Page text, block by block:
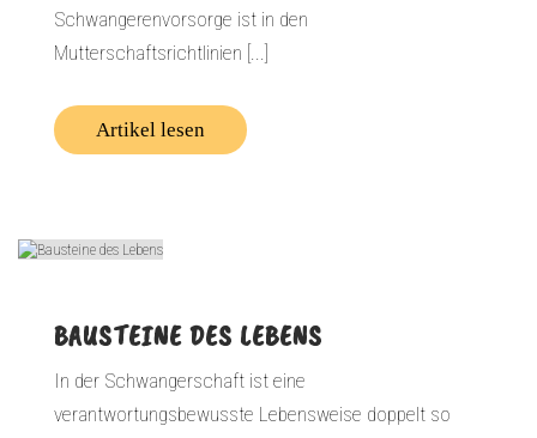
Schwangerenvorsorge ist in den
Mutterschaftsrichtlinien [...]
Artikel lesen
BAUSTEINE DES LEBENS
In der Schwangerschaft ist eine
verantwortungsbewusste Lebensweise doppelt so